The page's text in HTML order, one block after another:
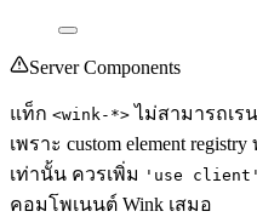
Server Components
แท็ก <wink-*> ไม่สามารถเรน
เพราะ custom element
เท่านั้น ควรเพิ่ม 'use client'
คอมโพเนนต์ Wink เสมอ